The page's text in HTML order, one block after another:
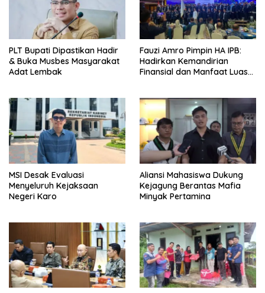
PLT Bupati Dipastikan Hadir
& Buka Musbes Masyarakat
Adat Lembak
Fauzi Amro Pimpin HA IPB:
Hadirkan Kemandirian
Finansial dan Manfaat Luas
MSI Desak Evaluasi
Menyeluruh Kejaksaan
Negeri Karo
‎Aliansi Mahasiswa Dukung
Kejagung Berantas Mafia
Minyak Pertamina